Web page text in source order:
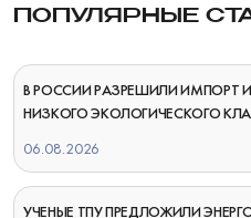
ПОПУЛЯРНЫЕ
В РОССИИ РАЗРЕШИЛИ ИМПОРТ
НИЗКОГО ЭКОЛОГИЧЕСКОГО
06.08.2026
УЧЕНЫЕ ТПУ ПРЕДЛОЖИЛИ